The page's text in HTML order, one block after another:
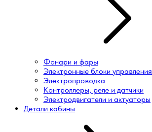
Фонари и фары
Электронные блоки управления
Электропроводка
Контроллеры, реле и датчики
Электродвигатели и актуаторы
Детали кабины